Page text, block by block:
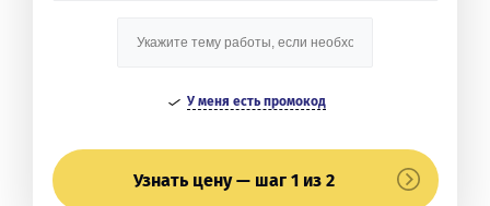
У меня есть промокод
Узнать цену — шаг 1 из 2